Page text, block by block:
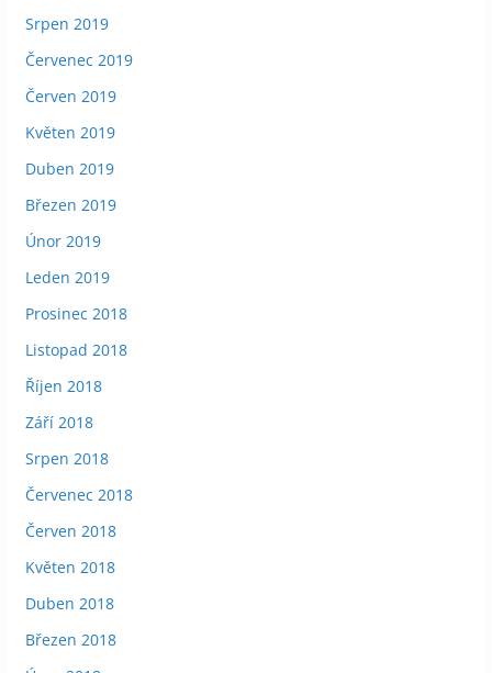
Srpen 2019
Červenec 2019
Červen 2019
Květen 2019
Duben 2019
Březen 2019
Únor 2019
Leden 2019
Prosinec 2018
Listopad 2018
Říjen 2018
Září 2018
Srpen 2018
Červenec 2018
Červen 2018
Květen 2018
Duben 2018
Březen 2018